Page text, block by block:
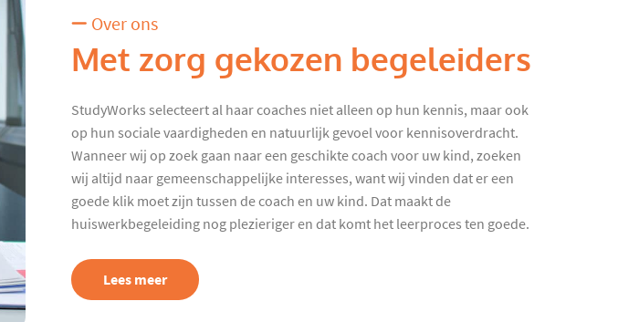
Over ons
Met zorg gekozen begeleiders
StudyWorks selecteert al haar coaches niet alleen op hun kennis, maar ook
op hun sociale vaardigheden en natuurlijk gevoel voor kennisoverdracht.
Wanneer wij op zoek gaan naar een geschikte coach voor uw kind, zoeken
wij altijd naar gemeenschappelijke interesses, want wij vinden dat er een
goede klik moet zijn tussen de coach en uw kind. Dat maakt de
huiswerkbegeleiding nog plezieriger en dat komt het leerproces ten goede.
Lees meer